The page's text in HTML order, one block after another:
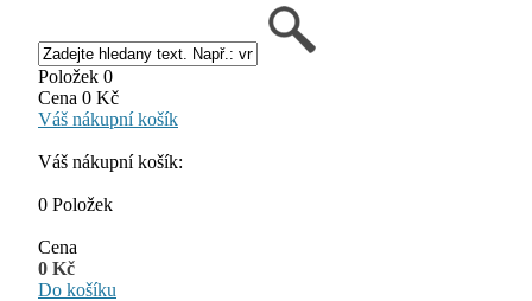
Položek 0
Cena 0 Kč
Váš nákupní košík
Váš nákupní košík:
0 Položek
Cena
0 Kč
Do košíku